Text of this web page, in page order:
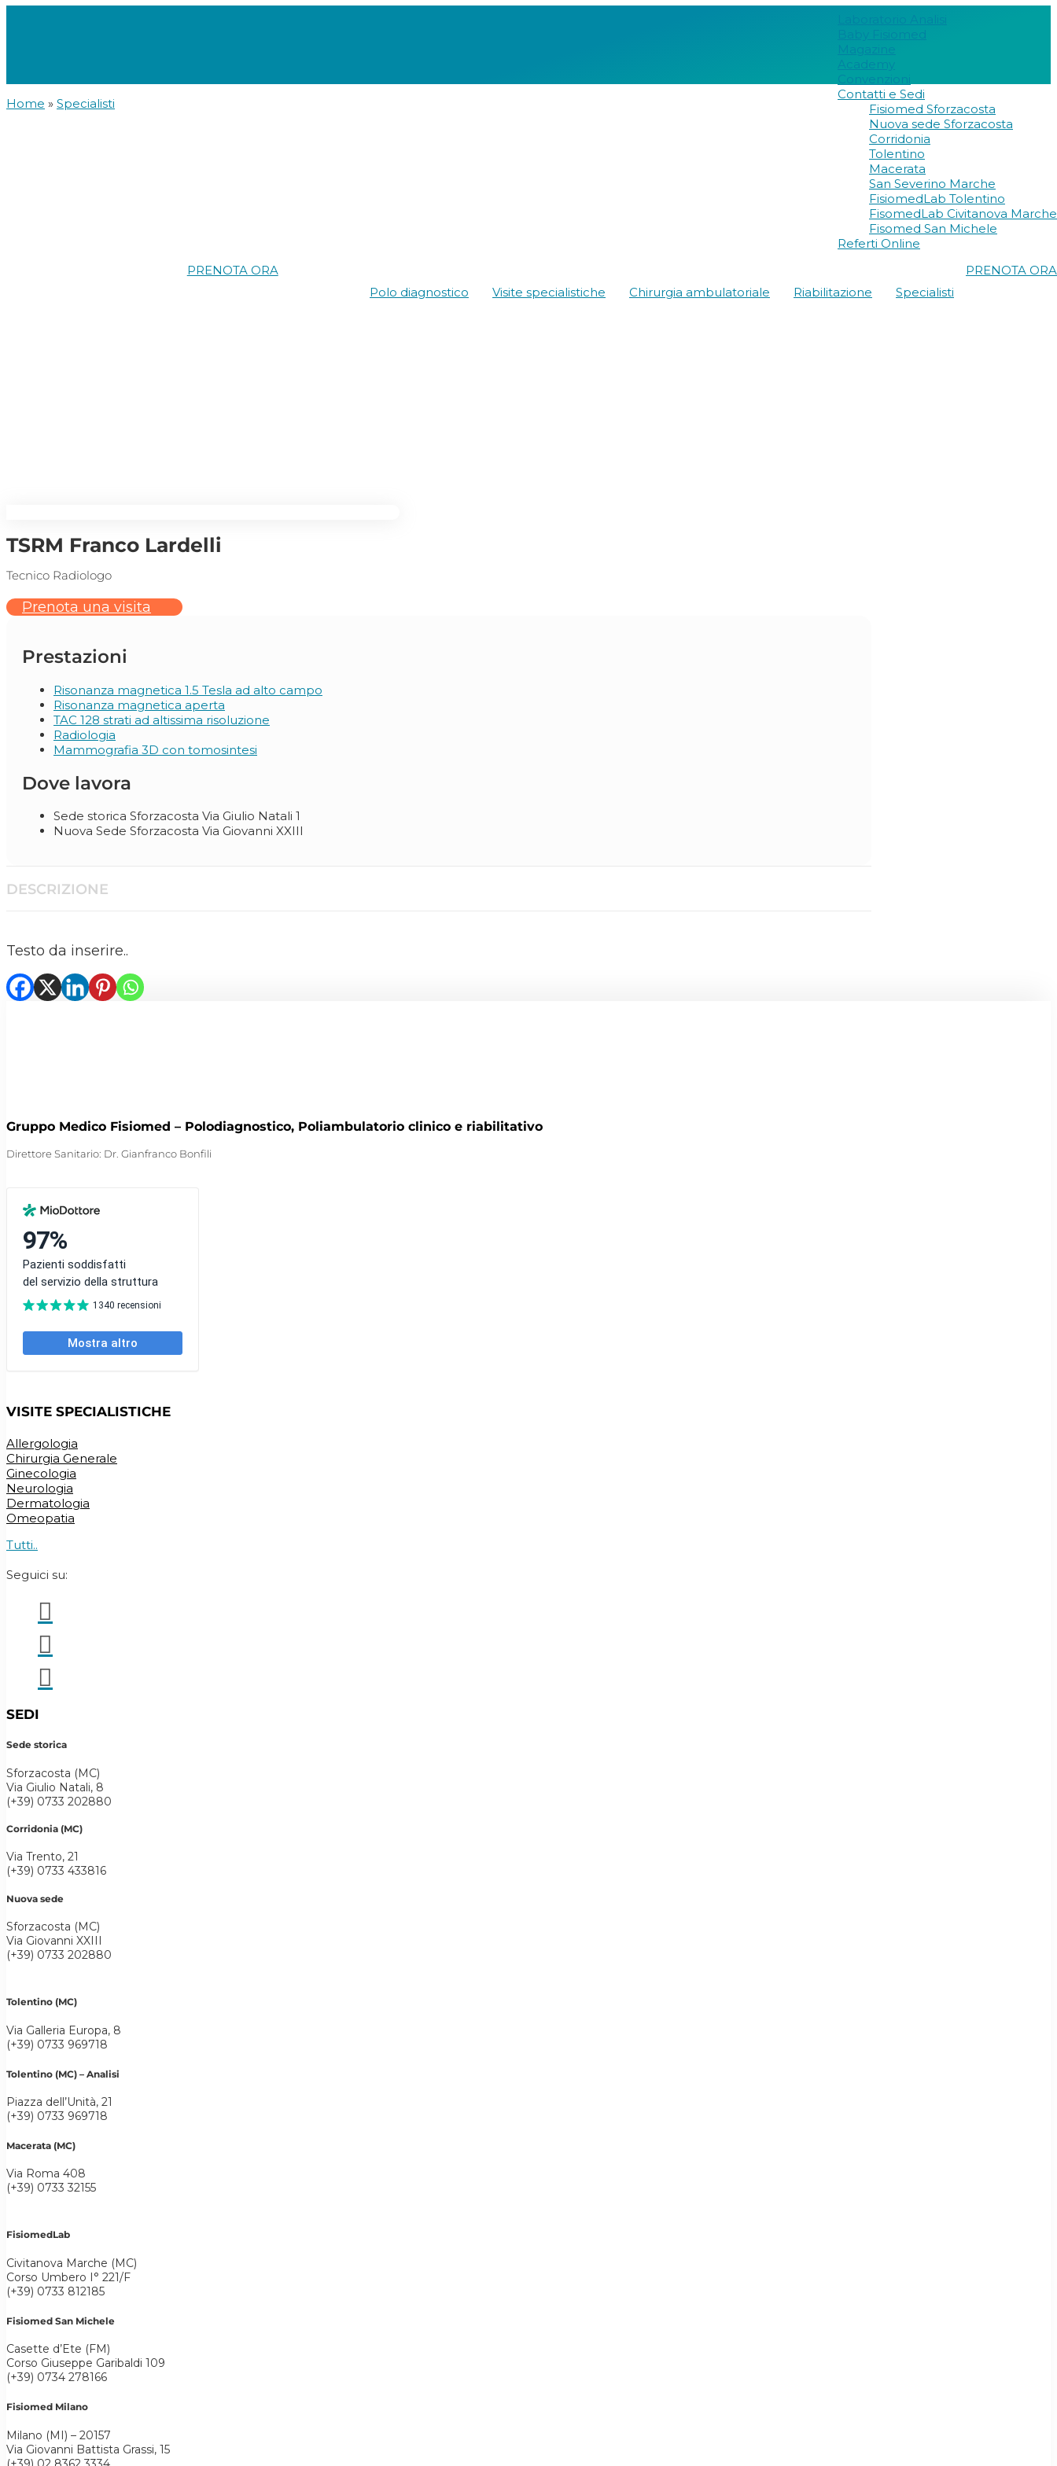
Laboratorio Analisi
Baby Fisiomed
Magazine
Academy
Convenzioni
Contatti e Sedi
Fisiomed Sforzacosta
Nuova sede Sforzacosta
Corridonia
Tolentino
Macerata
San Severino Marche
FisiomedLab Tolentino
FisomedLab Civitanova Marche
Fisomed San Michele
Referti Online
PRENOTA ORA
Polo diagnostico
Visite specialistiche Chirurgia ambulatoriale Riabilitazione Specialisti
PRENOTA ORA
Home » Specialisti
TSRM Franco Lardelli
Tecnico Radiologo
Prenota una visita
Prestazioni
Risonanza magnetica 1.5 Tesla ad alto campo
Risonanza magnetica aperta
TAC 128 strati ad altissima risoluzione
Radiologia
Mammografia 3D con tomosintesi
Dove lavora
Sede storica Sforzacosta Via Giulio Natali 1
Nuova Sede Sforzacosta Via Giovanni XXIII
DESCRIZIONE
Testo da inserire..
Gruppo Medico Fisiomed – Polodiagnostico, Poliambulatorio clinico e riabilitativo
Direttore Sanitario: Dr. Gianfranco Bonfili
VISITE SPECIALISTICHE
Allergologia
Chirurgia Generale
Ginecologia
Neurologia
Dermatologia
Omeopatia
Tutti..
Seguici su:



SEDI
Sede storica
Sforzacosta (MC)
Via Giulio Natali, 8
(+39) 0733 202880
Corridonia (MC)
Via Trento, 21
(+39) 0733 433816
Nuova sede
Sforzacosta (MC)
Via Giovanni XXIII
(+39) 0733 202880
Tolentino (MC)
Via Galleria Europa, 8
(+39) 0733 969718
Tolentino (MC) – Analisi
Piazza dell’Unità, 21
(+39) 0733 969718
Macerata (MC)
Via Roma 408
(+39) 0733 32155
FisiomedLab
Civitanova Marche (MC)
Corso Umbero I° 221/F
(+39) 0733 812185
Fisiomed San Michele
Casette d’Ete (FM)
Corso Giuseppe Garibaldi 109
(+39) 0734 278166
Fisiomed Milano
Milano (MI) – 20157
Via Giovanni Battista Grassi, 15